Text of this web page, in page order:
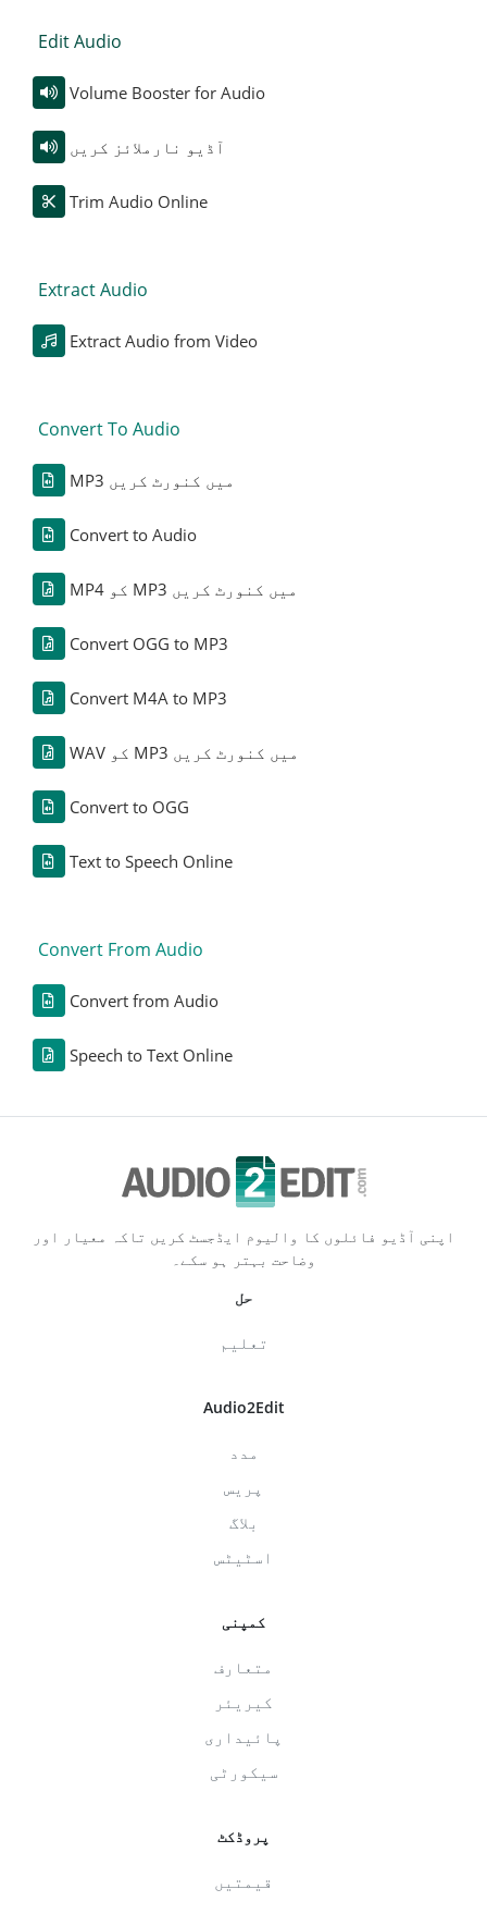
Edit Audio
Volume Booster for Audio
آڈیو نارملائز کریں
Trim Audio Online
Extract Audio
Extract Audio from Video
Convert To Audio
MP3 میں کنورٹ کریں
Convert to Audio
MP4 کو MP3 میں کنورٹ کریں
Convert OGG to MP3
Convert M4A to MP3
WAV کو MP3 میں کنورٹ کریں
Convert to OGG
Text to Speech Online
Convert From Audio
Convert from Audio
Speech to Text Online
اپنی آڈیو فائلوں کا والیوم ایڈجسٹ کریں تاکہ معیار اور
وضاحت بہتر ہو سکے۔
حل
تعلیم
Audio2Edit
مدد
پریس
بلاگ
اسٹیٹس
کمپنی
متعارف
کیریئر
پائیداری
سیکورٹی
پروڈکٹ
قیمتیں